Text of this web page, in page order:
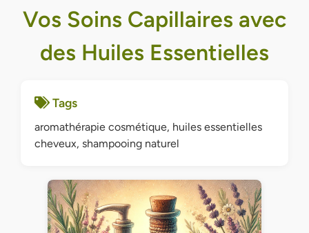
Vos Soins Capillaires avec
des Huiles Essentielles
Tags
aromathérapie cosmétique, huiles essentielles
cheveux, shampooing naturel